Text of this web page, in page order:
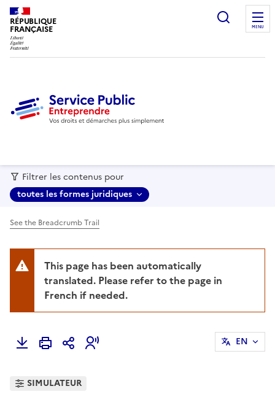
RÉPUBLIQUE
FRANÇAISE MENU
Filtrer les contenus pour
toutes les formes juridiques
See the Breadcrumb Trail
This page has been automatically
translated. Please refer to the page in
French if needed.
EN
SIMULATEUR